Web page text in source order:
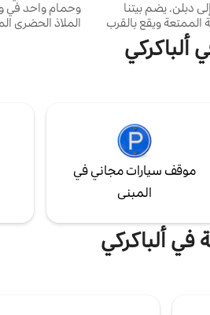
دبلن. يضم بيتنا
الممتعة ويقع بالقرب
وهو بوابة للمغامرات
قصيرة سيرًا على
وأماكن الطعام
وحمام واحد في
الملاذ الحضري
ألباكركي
موقف سيارات مجاني في
المبنى
في ألباكركي